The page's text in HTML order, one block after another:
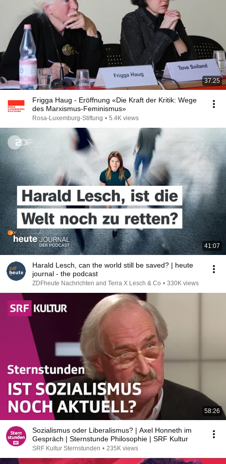
37:25
Frigga Haug - Eröffnung «Die Kraft der Kritik: Wege
des Marxismus-Feminismus»
Rosa-Luxemburg-Stiftung • 5.4K views
41:07
Harald Lesch, can the world still be saved? | heute
journal - the podcast
ZDFheute Nachrichten and Terra X Lesch & Co • 330K views
58:26
Sozialismus oder Liberalismus? | Axel Honneth im
Gespräch | Sternstunde Philosophie | SRF Kultur
SRF Kultur Sternstunden • 235K views